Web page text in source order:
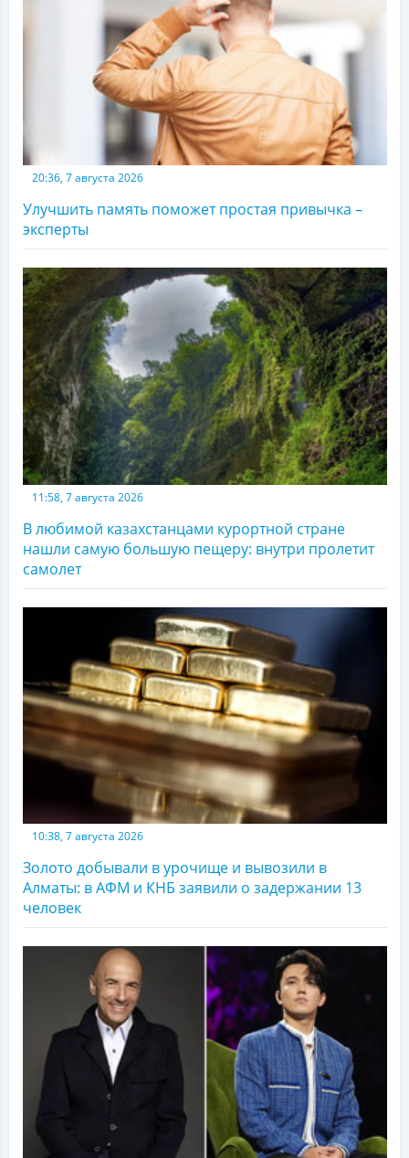
20:36, 7 августа 2026
Улучшить память поможет простая привычка –
эксперты
11:58, 7 августа 2026
В любимой казахстанцами курортной стране
нашли самую большую пещеру: внутри пролетит
самолет
10:38, 7 августа 2026
Золото добывали в урочище и вывозили в
Алматы: в АФМ и КНБ заявили о задержании 13
человек